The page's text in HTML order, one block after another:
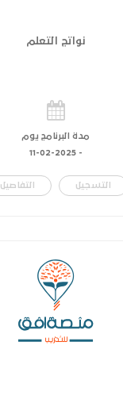
نواتج التعلم
مدة البرنامج يوم
-
11-02-2025
التسجيل التفاصيل